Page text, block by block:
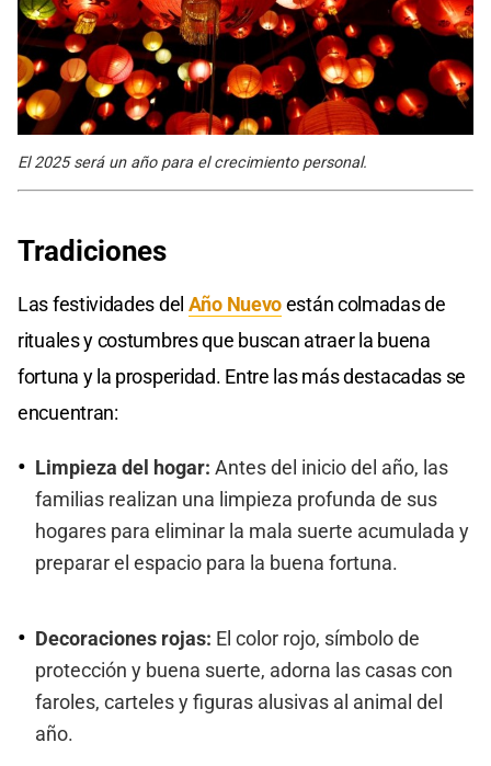
El 2025 será un año para el crecimiento personal.
Tradiciones
Las festividades del Año Nuevoestán colmadas de
rituales y costumbres que buscan atraer la buena
fortuna y la prosperidad. Entre las más destacadas se
encuentran:
Limpieza del hogar: Antes del inicio del año, las
familias realizan una limpieza profunda de sus
hogares para eliminar la mala suerte acumulada y
preparar el espacio para la buena fortuna.
Decoraciones rojas: El color rojo, símbolo de
protección y buena suerte, adorna las casas con
faroles, carteles y figuras alusivas al animal del
año.